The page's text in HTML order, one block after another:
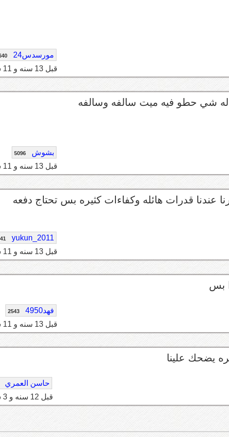
مورسدس24
قبل 13 سنه و 11 شهر
شي حطو فيه ميت سالفه وسالفه
بشوش 5096
قبل 13 سنه و 11 شهر
عندنا قدرات هائله وكفاءات كثيره بس تحتاج دفعه
yukun_2011
41
قبل 13 سنه و 11 شهر
بس
فهد4950 2543
قبل 13 سنه و 11 شهر
حاسن العمري
قبل 12 سنه و 3 شهر